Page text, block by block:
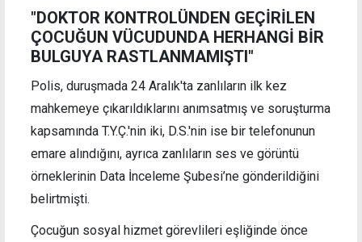
"DOKTOR KONTROLÜNDEN GEÇİRİLEN
ÇOCUĞUN VÜCUDUNDA HERHANGİ BİR
BULGUYA RASTLANMAMIŞTI"
Polis, duruşmada 24 Aralık'ta zanlıların ilk kez
mahkemeye çıkarıldıklarını anımsatmış ve soruşturma
kapsamında T.Y.Ç.'nin iki, D.S.'nin ise bir telefonunun
emare alındığını, ayrıca zanlıların ses ve görüntü
örneklerinin Data İnceleme Şubesi’ne gönderildiğini
belirtmişti.
Çocuğun sosyal hizmet görevlileri eşliğinde önce